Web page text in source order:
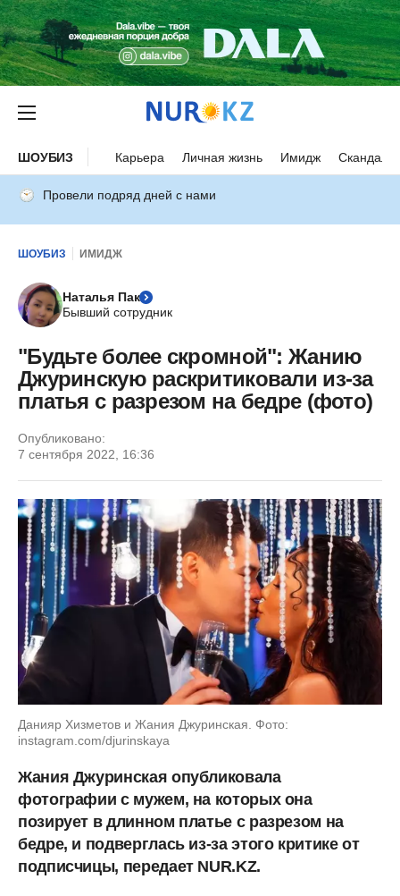
ШОУБИЗ Карьера Личная жизнь Имидж Скандалы
Провели подряд дней с нами
ШОУБИЗ ИМИДЖ
Наталья Пак
Бывший сотрудник
"Будьте более скромной": Жанию
Джуринскую раскритиковали из-за
платья с разрезом на бедре (фото)
Опубликовано:
7 сентября 2022, 16:36
Данияр Хизметов и Жания Джуринская. Фото:
instagram.com/djurinskaya
Жания Джуринская опубликовала
фотографии с мужем, на которых она
позирует в длинном платье с разрезом на
бедре, и подверглась из-за этого критике от
подписчицы, передает NUR.KZ.